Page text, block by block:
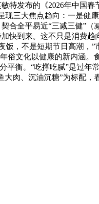
发布的《2026年中国
三大焦点趋向：一是健
全平易近“三减三健”
快到来。这不只是消费
，不是短期节日高潮，
文化以健康的新内涵
衡。“吃撑吃腻”是过
肉、沉油沉糖”为标配